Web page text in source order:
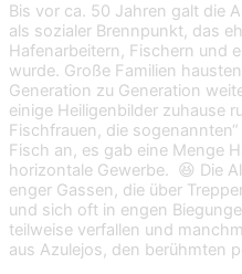
Bis vor ca. 50 Jahren galt die
als sozialer Brennpunkt, das
Hafenarbeitern, Fischern und
wurde. Große Familien
Generation zu Generation
einige Heiligenbilder zuhause
Fischfrauen, die
Fisch an, es gab eine Menge
horizontale Gewerbe. 😆 Die
enger Gassen, die über
und sich oft in engen
teilweise verfallen und
aus Azulejos, den berühmten